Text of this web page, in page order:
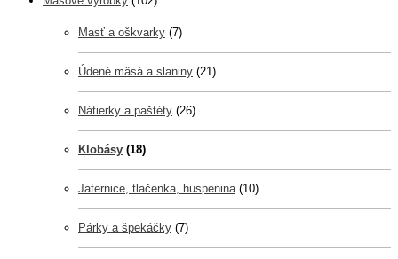
Masť a oškvarky (7)
Údené mäsá a slaniny (21)
Nátierky a paštéty (26)
Klobásy (18)
Jaternice, tlačenka, huspenina (10)
Párky a špekáčky (7)